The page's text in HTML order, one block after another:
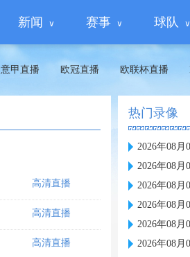
新闻 赛事 球队
意甲直播 欧冠直播 欧联杯直播
高清直播
高清直播
高清直播
热门录像
2026年08
2026年08
2026年08月04日
2026年08月03
2026年08月
2026年08月02